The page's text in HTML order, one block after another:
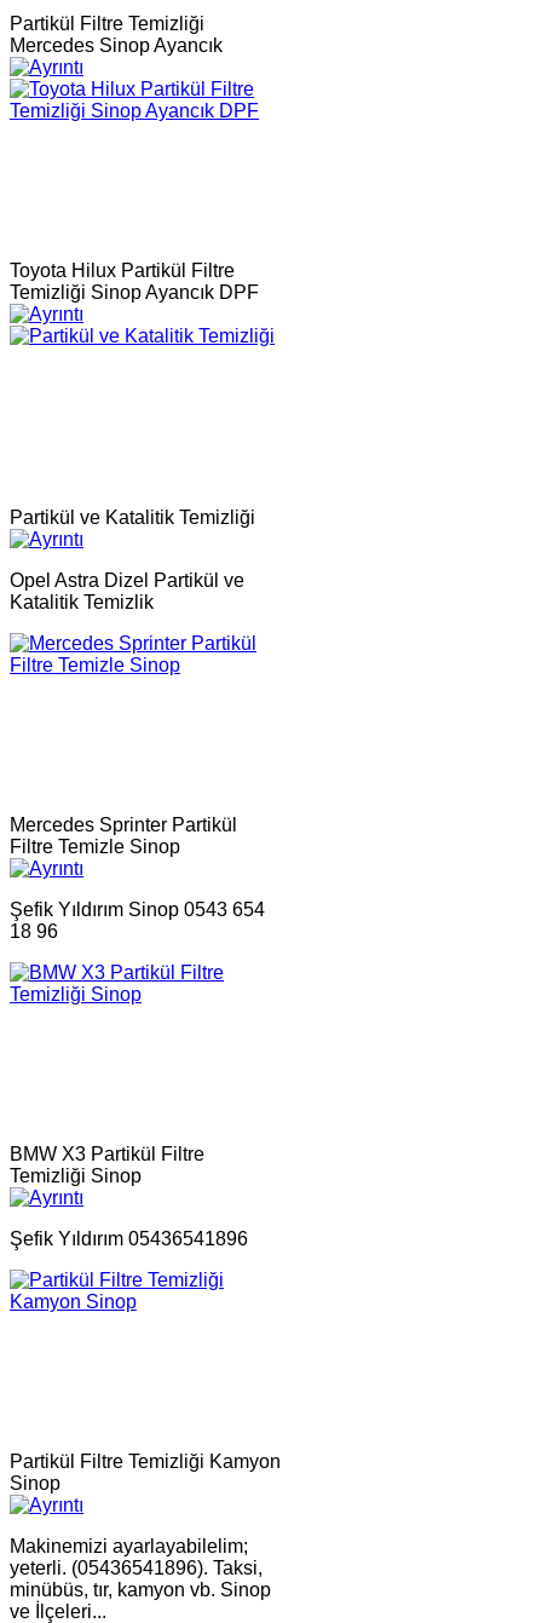
Partikül Filtre Temizliği
Mercedes Sinop Ayancık
Toyota Hilux Partikül Filtre
Temizliği Sinop Ayancık DPF
Partikül ve Katalitik Temizliği
Opel Astra Dizel Partikül ve
Katalitik Temizlik
Mercedes Sprinter Partikül
Filtre Temizle Sinop
Şefik Yıldırım Sinop 0543 654
18 96
BMW X3 Partikül Filtre
Temizliği Sinop
Şefik Yıldırım 05436541896
Partikül Filtre Temizliği Kamyon
Sinop
Makinemizi ayarlayabilelim;
yeterli. (05436541896). Taksi,
minübüs, tır, kamyon vb. Sinop
ve İlçeleri...